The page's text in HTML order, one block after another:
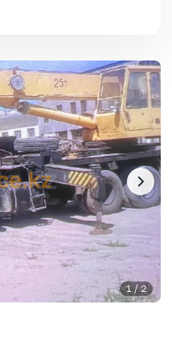
1 / 2